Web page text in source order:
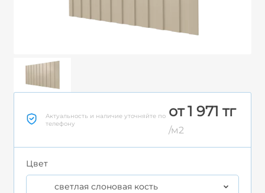
Актуальность и наличие уточняйте по
телефону
от 1 971 тг
/м2
Цвет
светлая слоновая кость